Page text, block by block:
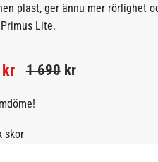
plast, ger ännu mer rörlighet
Lite.
pris:
kr Ordinarie pris:
1 690kr
skor